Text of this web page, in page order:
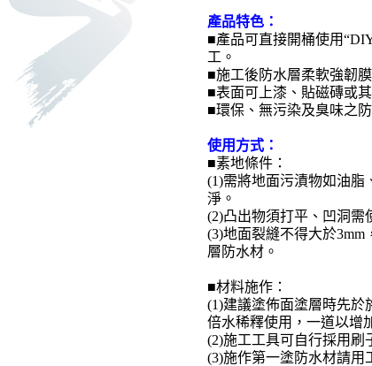
產品特色：
■產品可直接開桶使用
工。
■施工後防水層柔軟強韌
■表面可上漆、貼磁磚或
■環保、無污染及臭味之防
使用方式：
■素地條件：
(1)需將地面污漬物如油脂
淨。
(2)凸出物須打平、凹洞需
(3)地面裂縫不得大於
層防水材。
■材料施作：
(1)建議塗佈面塗層時先於
倍水稀釋使用，一道以增
(2)施工工具可自行採用刷
(3)施作第一塗防水材請用